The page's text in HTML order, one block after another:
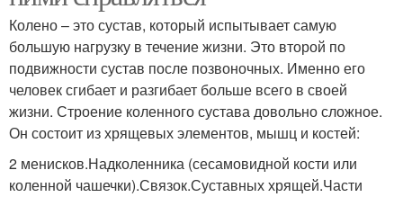
Колено – это сустав, который испытывает самую
большую нагрузку в течение жизни. Это второй по
подвижности сустав после позвоночных. Именно его
человек сгибает и разгибает больше всего в своей
жизни. Строение коленного сустава довольно сложное.
Он состоит из хрящевых элементов, мышц и костей:
2 менисков.Надколенника (сесамовидной кости или
коленной чашечки).Связок.Суставных хрящей.Части